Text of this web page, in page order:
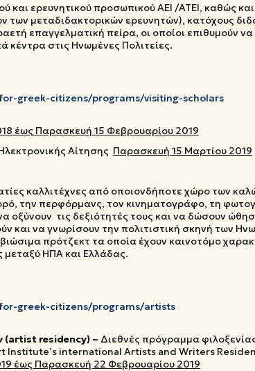
και ερευνητικού προσωπικού ΑΕΙ /ΑΤΕΙ, καθώς
των μεταδιδακτορικών ερευνητών), κατόχους
επαγγελματική πείρα, οι οποίοι επιθυμούν
κέντρα στις Ηνωμένες Πολιτείες.
greek-citizens/programs/visiting-scholars
έως Παρασκευή 15 Φεβρουαρίου 2019
Αίτησης Παρασκευή 15 Μαρτίου 2019
καλλιτέχνες από οποιονδήποτε χώρο των
την περφόρμανς, τον κινηματογράφο, τη
οξύνουν τις δεξιότητές τους και να δώσουν
και να γνωρίσουν την πολιτιστική σκηνή των
πρότζεκτ τα οποία έχουν καινοτόμο
μεταξύ ΗΠΑ και Ελλάδας.
greek-citizens/programs/artists
(artist residency) – Διεθνές πρόγραμμα
Institute’s international Artists and Writers
έως Παρασκευή 22 Φεβρουαρίου 2019